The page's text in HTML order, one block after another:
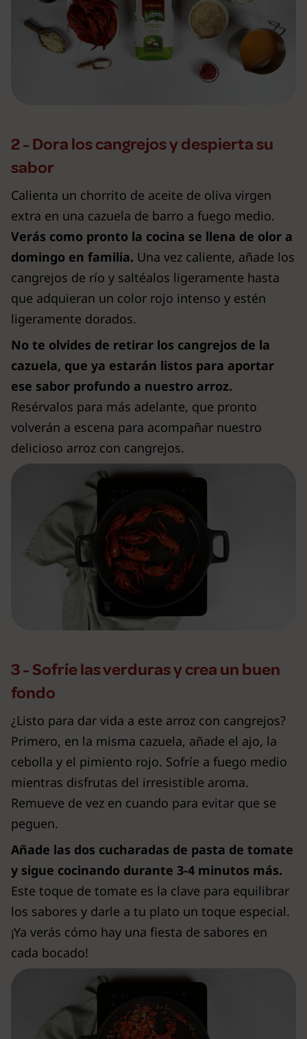
2 - Dora los cangrejos y despierta su
sabor
Calienta un chorrito de aceite de oliva virgen
extra en una cazuela de barro a fuego medio.
Verás como pronto la cocina se llena de olor a
domingo en familia. Una vez caliente, añade los
cangrejos de río y saltéalos ligeramente hasta
que adquieran un color rojo intenso y estén
ligeramente dorados.
No te olvides de retirar los cangrejos de la
cazuela, que ya estarán listos para aportar
ese sabor profundo a nuestro arroz.
Resérvalos para más adelante, que pronto
volverán a escena para acompañar nuestro
delicioso arroz con cangrejos.
3 - Sofríe las verduras y crea un buen
fondo
¿Listo para dar vida a este arroz con cangrejos?
Primero, en la misma cazuela, añade el ajo, la
cebolla y el pimiento rojo. Sofríe a fuego medio
mientras disfrutas del irresistible aroma.
Remueve de vez en cuando para evitar que se
peguen.
Añade las dos cucharadas de pasta de tomate
y sigue cocinando durante 3-4 minutos más.
Este toque de tomate es la clave para equilibrar
los sabores y darle a tu plato un toque especial.
¡Ya verás cómo hay una fiesta de sabores en
cada bocado!